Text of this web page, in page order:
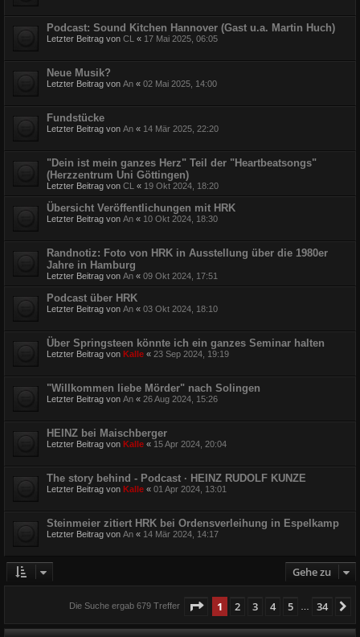
Podcast: Sound Kitchen Hannover (Gast u.a. Martin Huch)
Letzter Beitrag von CL « 17 Mai 2025, 06:05
Neue Musik?
Letzter Beitrag von An « 02 Mai 2025, 14:00
Fundstücke
Letzter Beitrag von An « 14 Mär 2025, 22:20
"Dein ist mein ganzes Herz" Teil der "Heartbeatsongs"
(Herzzentrum Uni Göttingen)
Letzter Beitrag von CL « 19 Okt 2024, 18:20
Übersicht Veröffentlichungen mit HRK
Letzter Beitrag von An « 10 Okt 2024, 18:30
Randnotiz: Foto von HRK in Ausstellung über die 1980er
Jahre in Hamburg
Letzter Beitrag von An « 09 Okt 2024, 17:51
Podcast über HRK
Letzter Beitrag von An « 03 Okt 2024, 18:10
Über Springsteen könnte ich ein ganzes Seminar halten
Letzter Beitrag von Kalle « 23 Sep 2024, 19:19
"Willkommen liebe Mörder" nach Solingen
Letzter Beitrag von An « 26 Aug 2024, 15:26
HEINZ bei Maischberger
Letzter Beitrag von Kalle « 15 Apr 2024, 20:04
The story behind - Podcast · HEINZ RUDOLF KUNZE
Letzter Beitrag von Kalle « 01 Apr 2024, 13:01
Steinmeier zitiert HRK bei Ordensverleihung in Espelkamp
Letzter Beitrag von An « 14 Mär 2024, 14:17
Gehe zu
Die Suche ergab 679 Treffer Seite 1von 34
1 2 3 4 5 34